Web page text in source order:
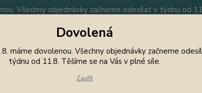
Všechny objednávky začneme odesílat v týdnu od
Nevíte si rady? Zavolejte.
Dovolená
máme dovolenou. Všechny objednávky začneme
týdnu od 11.8. Těšíme se na Vás v plné síle.
Zavřít